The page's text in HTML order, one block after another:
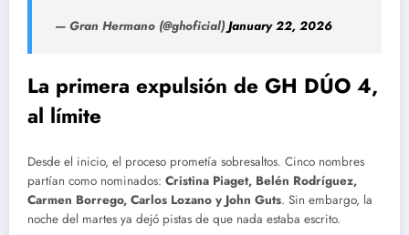
— Gran Hermano (@ghoficial) January 22, 2026
La primera expulsión de GH DÚO 4,
al límite
Desde el inicio, el proceso prometía sobresaltos. Cinco nombres
partían como nominados: Cristina Piaget, Belén Rodríguez,
Carmen Borrego, Carlos Lozano y John Guts. Sin embargo, la
noche del martes ya dejó pistas de que nada estaba escrito.